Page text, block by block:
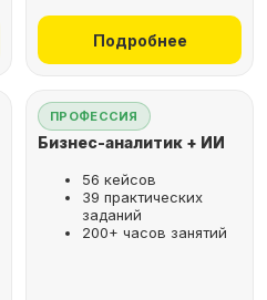
Подробнее
ПРОФЕССИЯ
Бизнес-аналитик + ИИ
56 кейсов
39 практических
заданий
200+ часов занятий